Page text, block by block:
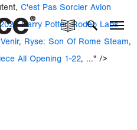
C'est Pas Sorcier Avion
Harry Potter,Rodeo Labs
, Ryse: Son Of Rome Steam,
All Opening 1-22, ..." />